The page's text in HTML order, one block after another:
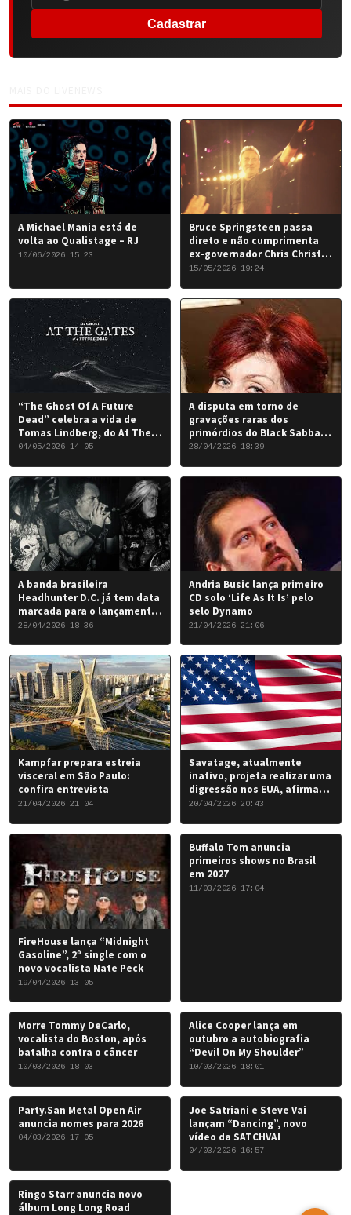
Cadastrar
A Michael Mania está de
volta ao Qualistage – RJ
10/06/2026 15:23
Bruce Springsteen passa
direto e não cumprimenta
ex-governador Chris Christie
em Nova York
15/05/2026 19:24
“The Ghost Of A Future
Dead” celebra a vida de
Tomas Lindberg, do At The
Gates
04/05/2026 14:05
A disputa em torno de
gravações raras dos
primórdios do Black Sabbath
chegou a um desfecho
28/04/2026 18:39
A banda brasileira
Headhunter D.C. já tem data
marcada para o lançamento
do seu novo álbum “Rise of
28/04/2026 18:36
Andria Busic lança primeiro
CD solo ‘Life As It Is’ pelo
selo Dynamo
21/04/2026 21:06
Kampfar prepara estreia
visceral em São Paulo:
confira entrevista
21/04/2026 21:04
Savatage, atualmente
inativo, projeta realizar uma
digressão nos EUA, afirma
Chris Caffery
20/04/2026 20:43
FireHouse lança “Midnight
Gasoline”, 2º single com o
novo vocalista Nate Peck
19/04/2026 13:05
Buffalo Tom anuncia
primeiros shows no Brasil
em 2027
11/03/2026 17:04
Morre Tommy DeCarlo,
vocalista do Boston, após
batalha contra o câncer
10/03/2026 18:03
Alice Cooper lança em
outubro a autobiografia
“Devil On My Shoulder”
10/03/2026 18:01
Party.San Metal Open Air
anuncia nomes para 2026
04/03/2026 17:05
Joe Satriani e Steve Vai
lançam “Dancing”, novo
vídeo da SATCHVAI
04/03/2026 16:57
Ringo Starr anuncia novo
álbum Long Long Road